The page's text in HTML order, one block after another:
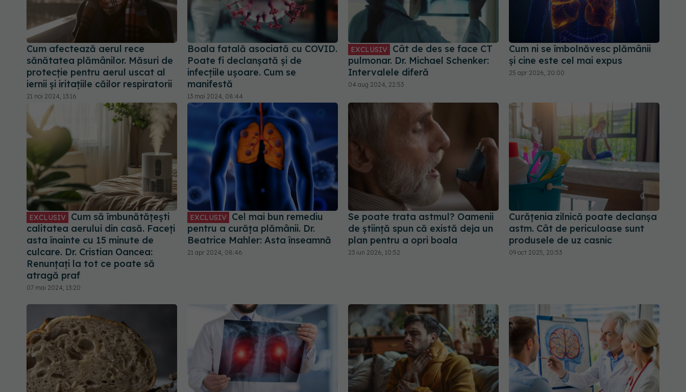
Cum afectează aerul rece
sănătatea plămânilor. Măsuri de
protecție pentru aerul uscat al
iernii și iritațiile căilor respiratorii
21 noi 2024, 13:16
Boala fatală asociată cu COVID.
Poate fi declanșată și de
infecțiile ușoare. Cum se
manifestă
13 mai 2024, 08:44
EXCLUSIV
Cât de des se face CT
pulmonar. Dr. Michael Schenker:
Intervalele diferă
04 aug 2024, 22:53
Cum ni se îmbolnăvesc plămânii
și cine este cel mai expus
25 apr 2026, 20:00
EXCLUSIV
Cum să îmbunătățești
calitatea aerului din casă. Faceți
asta înainte cu 15 minute de
culcare. Dr. Cristian Oancea:
Renunțați la tot ce poate să
atragă praf
07 mai 2024, 13:20
EXCLUSIV
Cel mai bun remediu
pentru a curăța plămânii. Dr.
Beatrice Mahler: Asta înseamnă
21 apr 2024, 08:46
Se poate trata astmul? Oamenii
de știință spun că există deja un
plan pentru a opri boala
23 iun 2026, 10:52
Curățenia zilnică poate declanșa
astm. Cât de periculoase sunt
produsele de uz casnic
09 oct 2025, 20:53